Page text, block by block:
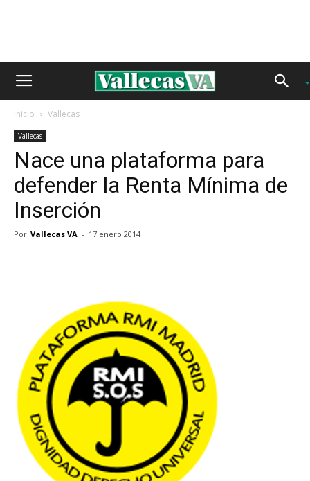
Inicio Vallecas
Vallecas
Nace una plataforma para
defender la Renta Mínima de
Inserción
Por Vallecas VA - 17 enero 2014